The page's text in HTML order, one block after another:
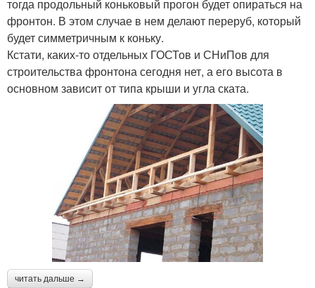
тогда продольный коньковый прогон будет опираться на
фронтон. В этом случае в нем делают переруб, который
будет симметричным к коньку.
Кстати, каких-то отдельных ГОСТов и СНиПов для
строительства фронтона сегодня нет, а его высота в
основном зависит от типа крыши и угла ската.
читать дальше →